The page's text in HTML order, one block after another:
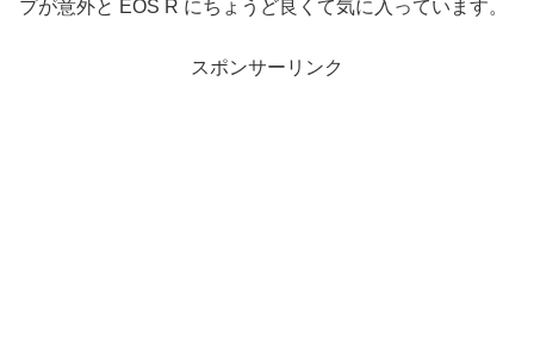
プが意外と EOS R にちょうど良くて気に入っています。
スポンサーリンク